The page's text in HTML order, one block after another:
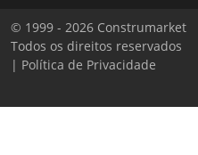
© 1999 - 2026 Construmarket
Todos os direitos reservados
| Política de Privacidade